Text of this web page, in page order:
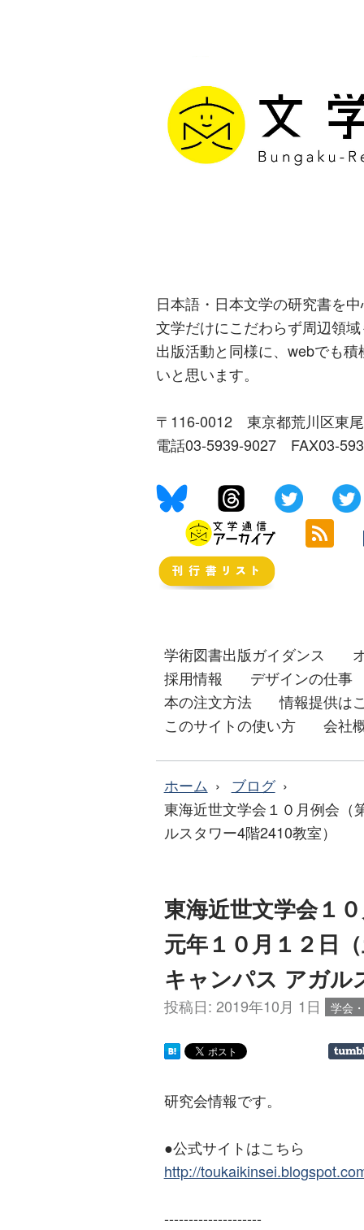
日本語・日本文学の研究書を
文学だけにこだわらず周辺領
出版活動と同様に、webでも
いと思います。
〒116-0012 東京都荒川区東
電話03-5939-9027 FAX03-
学術図書出版ガイダンス
採用情報
デザインの仕事
本の注文方法
情報提供は
このサイトの使い方
会社
ホーム
ブログ
東海近世文学会１０月例会（
ルスタワー4階2410教室）
東海近世文学会１
元年１０月１２日
キャンパス アガル
投稿日: 2019年10月 1日 学会
研究会情報です。
●公式サイトはこちら
http://
--------------------